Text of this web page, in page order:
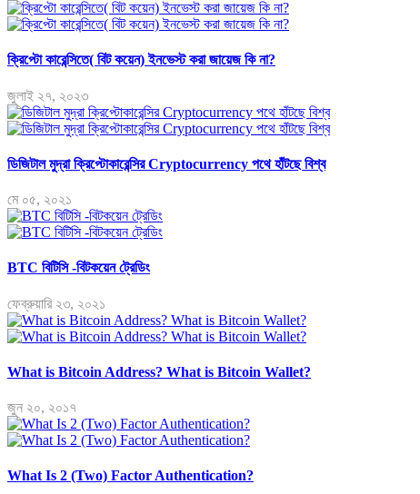
ক্রিপ্টো কারেন্সিতে( বিট কয়েন) ইনভেস্ট করা জায়েজ কি না?
জুলাই ২৭, ২০২৩
ডিজিটাল মুদ্রা ক্রিপ্টোকারেন্সির Cryptocurrency পথে হাঁটছে বিশ্ব
মে ০৫, ২০২১
BTC বিটিসি -বিটকয়েন ট্রেডিং
ফেব্রুয়ারি ২৩, ২০২১
What is Bitcoin Address? What is Bitcoin Wallet?
জুন ২০, ২০১৭
What Is 2 (Two) Factor Authentication?